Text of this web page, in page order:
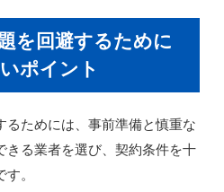
を回避するために
ポイント
るためには、事前準備と慎重な
きる業者を選び、契約条件を十
。